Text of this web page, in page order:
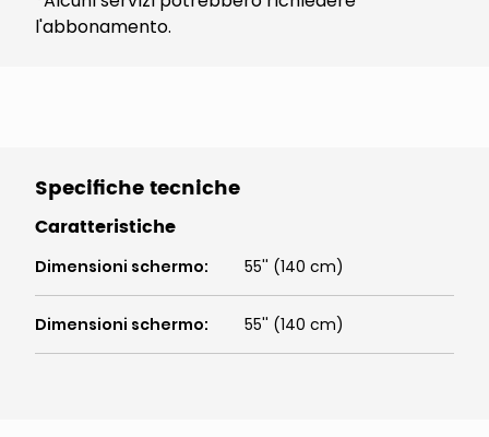
l'abbonamento.
Specifiche tecniche
Caratteristiche
Dimensioni schermo: 55'' (140 cm)
Dimensioni schermo: 55'' (140 cm)